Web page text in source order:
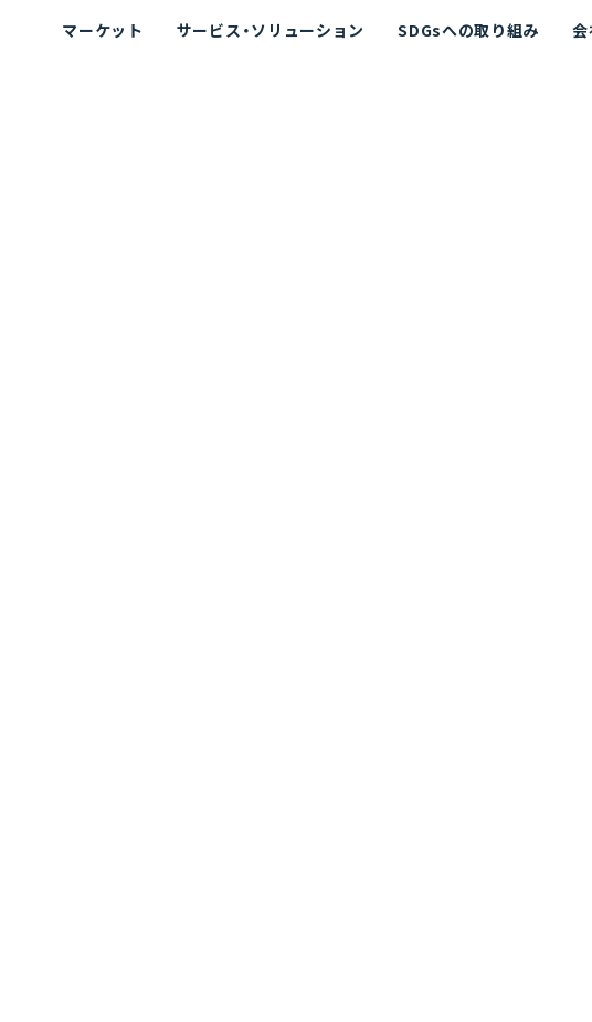
マーケット サービス・ソリューション SDGsへの取り組み 会